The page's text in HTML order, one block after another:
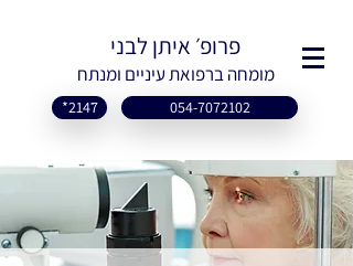
פרופ׳ איתן לבני
מומחה ברפואת עיניים ומנתח
*2147ֿ 054-7072102